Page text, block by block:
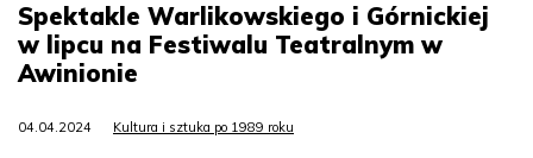
Spektakle Warlikowskiego i Górnickiej
w lipcu na Festiwalu Teatralnym w
Awinionie
04.04.2024 Kultura i sztuka po 1989 roku